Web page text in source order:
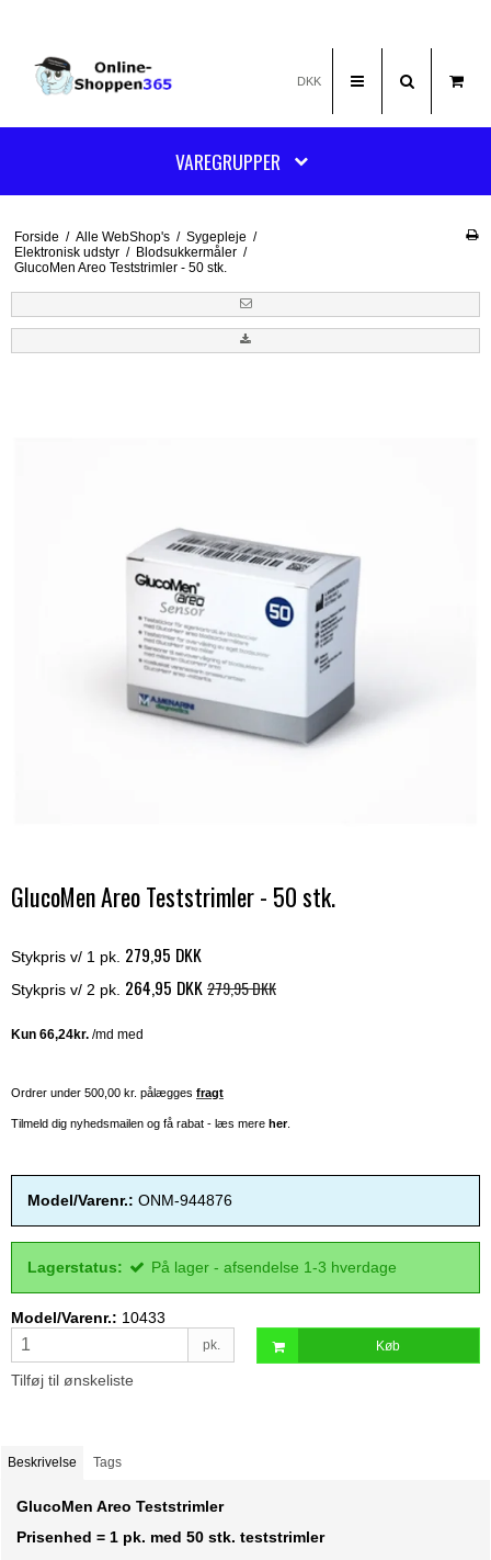
DKK
VAREGRUPPER
Forside / Alle WebShop's / Sygepleje /
Elektronisk udstyr / Blodsukkermåler /
GlucoMen Areo Teststrimler - 50 stk.
GlucoMen Areo Teststrimler - 50 stk.
Stykpris v/ 1 pk. 279,95 DKK
Stykpris v/ 2 pk. 264,95 DKK279,95 DKK
Ordrer under 500,00 kr. pålægges fragt
Tilmeld dig nyhedsmailen og få rabat - læs mere her.
Model/Varenr.: ONM-944876
Lagerstatus: På lager - afsendelse 1-3 hverdage
Model/Varenr.: 10433
pk. Køb
Tilføj til ønskeliste
Beskrivelse Tags
GlucoMen Areo Teststrimler
Prisenhed = 1 pk. med 50 stk. teststrimler